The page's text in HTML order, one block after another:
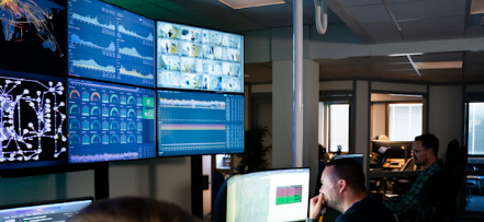
tjenester Bedrift 18. juni 2026
vi våre mest kritiske digitale verdier?
om samfunnssikkerhet, tenker de fleste på
og beredskap. Men en stadig større del av
er ikke fysiske, de er digitale.